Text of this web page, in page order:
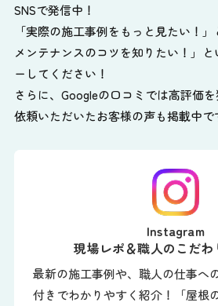
SNSで発信中！
「実際の施工事例をもっと見たい！」
メンテナンスのコツを知りたい！」
ーしてください！
さらに、Googleの口コミでは高評価
依頼いただいたお客様の声も掲載中で
Instagram
現場レポ＆職人のこだわ
最新の施工事例や、職人の仕事へ
付きでわかりやすく紹介！「屋根